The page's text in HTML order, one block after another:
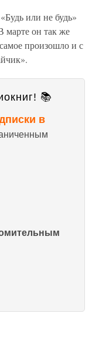
или не будь»
марте он так же
произошло и с
📚
в